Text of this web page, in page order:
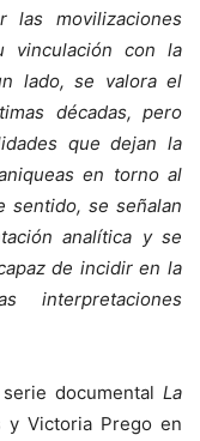
las movilizaciones
vinculación con la
lado, se valora el
décadas, pero
que dejan la
en torno al
sentido, se señalan
analítica y se
de incidir en la
interpretaciones
documental La
y Victoria Prego en